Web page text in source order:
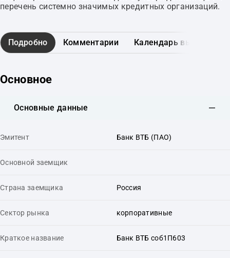
перечень системно значимых кредитных организаций.
Подробно Комментарии Календарь выплат
Основное
Основные данные
Эмитент Банк ВТБ (ПАО)
Основной заемщик
Страна заемщика Россия
Сектор рынка корпоративные
Краткое название Банк ВТБ соб1П603